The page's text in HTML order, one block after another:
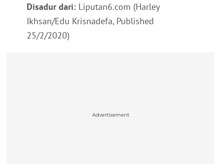
Disadur dari: Liputan6.com (Harley
Ikhsan/Edu Krisnadefa, Published
25/2/2020)
Advertisement